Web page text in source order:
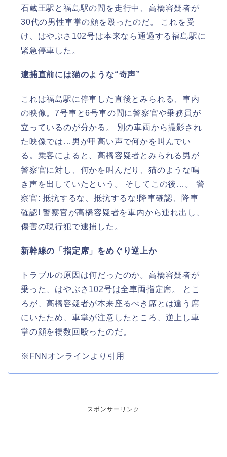
石蔵王駅と福島駅の間を走行中、高橋容疑者が
30代の男性車掌の顔を殴ったのだ。 これを受
け、はやぶさ102号は本来なら通過する福島駅に
緊急停車した。
逮捕直前には猫のような“奇声”
これは福島駅に停車した直後とみられる、車内
の映像。7号車と6号車の間に警察官や乗務員が
立っているのが分かる。 別の車両から撮影され
た映像では…男が甲高い声で何かを叫んでい
る。乗客によると、高橋容疑者とみられる男が
警察官に対し、何かを叫んだり、猫のような鳴
き声を出していたという。 そしてこの後…。 警
察官: 抵抗するな、抵抗するな!降車確認、降車
確認! 警察官が高橋容疑者を車内から連れ出し、
傷害の現行犯で逮捕した。
新幹線の「指定席」をめぐり逆上か
トラブルの原因は何だったのか。高橋容疑者が
乗った、はやぶさ102号は全車両指定席。 とこ
ろが、高橋容疑者が本来座るべき席とは違う席
にいたため、車掌が注意したところ、逆上し車
掌の顔を複数回殴ったのだ。
※FNNオンラインより引用
スポンサーリンク